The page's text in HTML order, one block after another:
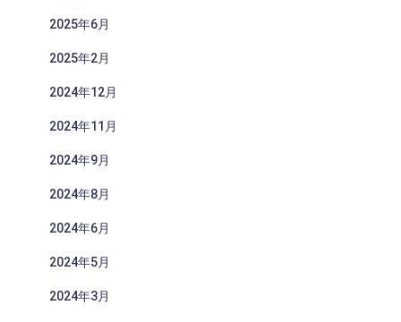
2025年6月
2025年2月
2024年12月
2024年11月
2024年9月
2024年8月
2024年6月
2024年5月
2024年3月